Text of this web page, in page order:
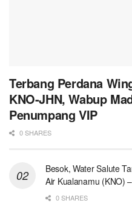
Terbang Perdana
KNO-JHN, Wabup
Penumpang VIP
0 SHARES
Besok, Water Salute
Air Kualanamu (KNO)
0 SHARES